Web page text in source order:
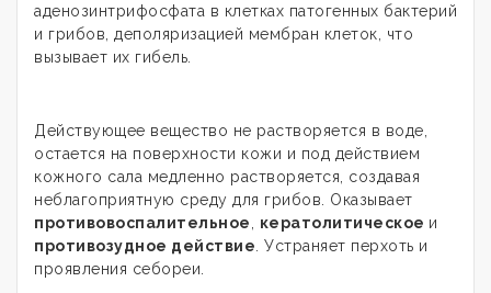
аденозинтрифосфата в клетках патогенных бактерий
и грибов, деполяризацией мембран клеток, что
вызывает их гибель.
Действующее вещество не растворяется в воде,
остается на поверхности кожи и под действием
кожного сала медленно растворяется, создавая
неблагоприятную среду для грибов. Оказывает
противовоспалительное
кератолитическое и
противозудное действие . Устраняет перхоть и
проявления себореи.